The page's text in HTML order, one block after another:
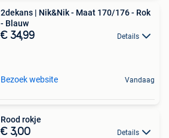
2dekans | Nik&Nik - Maat 170/176 - Rok
- Blauw
€ 34,99 Details
Bezoek website Vandaag
Rood rokje
€ 3,00 Details